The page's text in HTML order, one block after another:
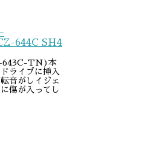
644C SH4
643C-TN)本
ライブに挿入
音がしイジェ
傷が入ってし